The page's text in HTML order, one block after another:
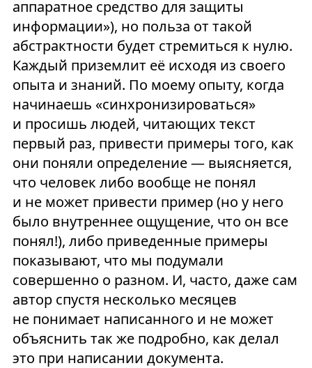
аппаратное средство для защиты
информации»), но польза от такой
абстрактности будет стремиться к нулю.
Каждый приземлит её исходя из своего
опыта и знаний. По моему опыту, когда
начинаешь «синхронизироваться»
и просишь людей, читающих текст
первый раз, привести примеры того, как
они поняли определение — выясняется,
что человек либо вообще не понял
и не может привести пример (но у него
было внутреннее ощущение, что он все
понял!), либо приведенные примеры
показывают, что мы подумали
совершенно о разном. И, часто, даже сам
автор спустя несколько месяцев
не понимает написанного и не может
объяснить так же подробно, как делал
это при написании документа.